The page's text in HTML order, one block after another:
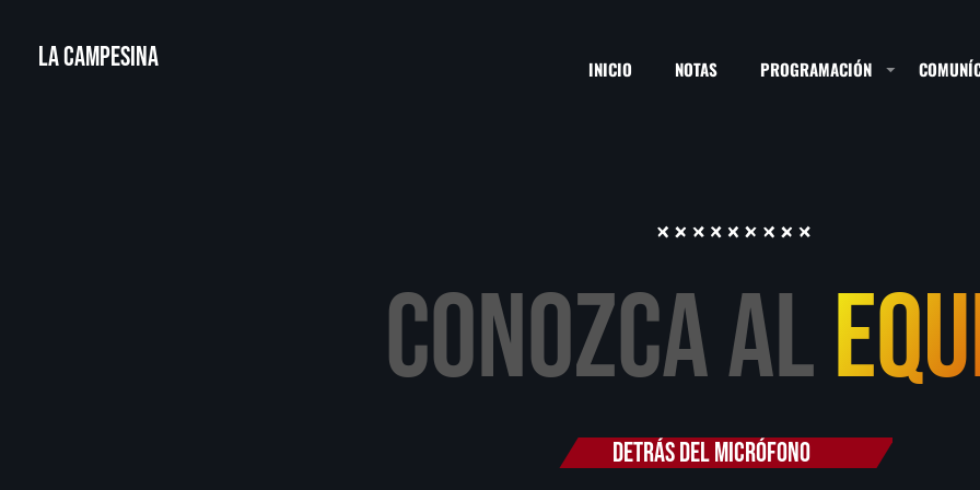
La Campesina INICIO NOTAS PROGRAMACIÓN
SEARCH
CONOZCA AL
DETRÁS DEL MICRÓFONO